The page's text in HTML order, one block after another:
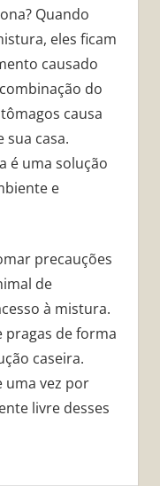
Quando
eles ficam
causado
do
causa
sua casa.
é uma solução
e
precauções
de
à mistura.
pragas de forma
caseira.
uma vez por
livre desses